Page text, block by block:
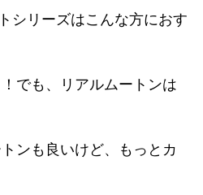
シリーズはこんな方におす
も、リアルムートンは
も良いけど、もっとカ